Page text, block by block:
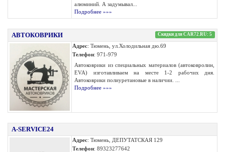
алюминий. А задумывал...
Подробнее »»»
АВТОКОВРИКИ Скидки для CAR72.RU: 5
Адрес: Тюмень, ул.Холодильная дю.69
Телефон: 971-979
Автоковрики из специальных материалов (автоковролин,
EVA) изготавливаем на месте 1-2 рабочих дня.
Автоковрики полиуретановые в наличии. ...
Подробнее »»»
A-SERVICE24
Адрес: Тюмень, ДЕПУТАТСКАЯ 129
Телефон: 89323277642